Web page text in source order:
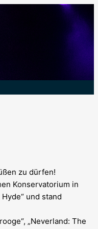
zu dürfen!
Konservatorium in
und stand
„Neverland: The